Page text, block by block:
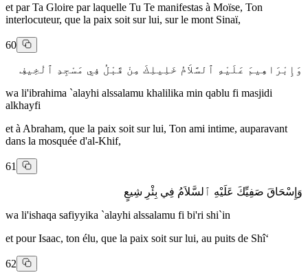
et par Ta Gloire par laquelle Tu Te manifestas à Moïse, Ton
interlocuteur, que la paix soit sur lui, sur le mont Sinaï,
60
وَإِبْرَاهِيمَ عَلَيْهِ ٱلسَّلاَمُ خَلِيلِكَ مِنْ قَبْلُ فِي مَسْجِدِ ٱلْخِيفِ
wa li'ibrahima `alayhi alssalamu khalilika min qablu fi masjidi
alkhayfi
et à Abraham, que la paix soit sur lui, Ton ami intime, auparavant
dans la mosquée d'al-Khif,
61
وَإِسْحَاقَ صَفِيِّكَ عَلَيْهِ ٱلسَّلاَمُ فِي بِئْرِ شِيعٍ
wa li'ishaqa safiyyika `alayhi alssalamu fi bi'ri shi`in
et pour Isaac, ton élu, que la paix soit sur lui, au puits de Shî‘
62